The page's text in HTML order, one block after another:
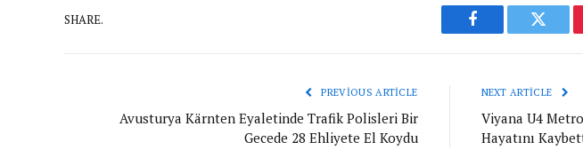
SHARE.
Facebook Twitter
PREVIOUS ARTICLE
Avusturya Kärnten Eyaletinde Trafik Polisleri Bir
Gecede 28 Ehliyete El Koydu
NEXT ARTICLE
Viyana U4
Hayatını